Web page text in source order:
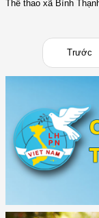
Thể thao xã Bình
Trước